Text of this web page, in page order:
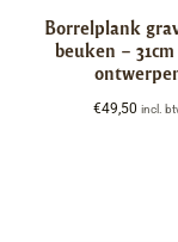
Borrelplank
beuken –
€49,50 incl.